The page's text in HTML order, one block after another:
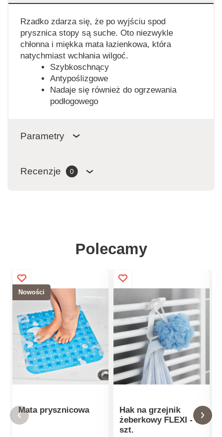
Rzadko zdarza się, że po wyjściu spod
prysznica stopy są suche. Oto niezwykle
chłonna i miękka mata łazienkowa, która
natychmiast wchłania wilgoć.
Szybkoschnący
Antypoślizgowe
Nadaje się również do ogrzewania
podłogowego
Parametry
Recenzje 0
Polecamy
Nowości
Mata prysznicowa
Hak na grzejnik
żeberkowy FLEXI - 3
szt.